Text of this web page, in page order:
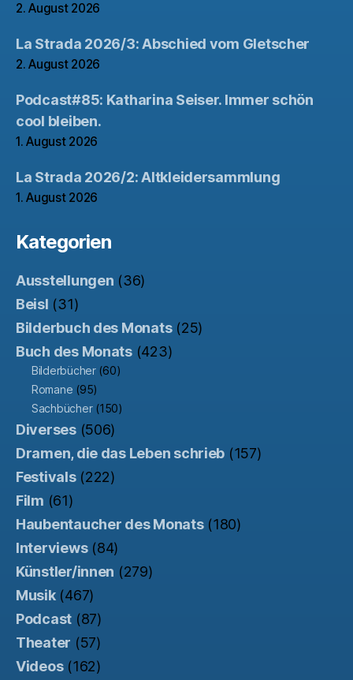
2. August 2026
La Strada 2026/3: Abschied vom Gletscher
2. August 2026
Podcast#85: Katharina Seiser. Immer schön
cool bleiben.
1. August 2026
La Strada 2026/2: Altkleidersammlung
1. August 2026
Kategorien
Ausstellungen (36)
Beisl (31)
Bilderbuch des Monats(25)
Buch des Monats(423)
Bilderbücher(60)
Romane (95)
Sachbücher(150)
Diverses(506)
Dramen, die das Leben schrieb (157)
Festivals(222)
Film (61)
Haubentaucher des Monats(180)
Interviews(84)
Künstler/innen (279)
Musik(467)
Podcast (87)
Theater (57)
Videos(162)